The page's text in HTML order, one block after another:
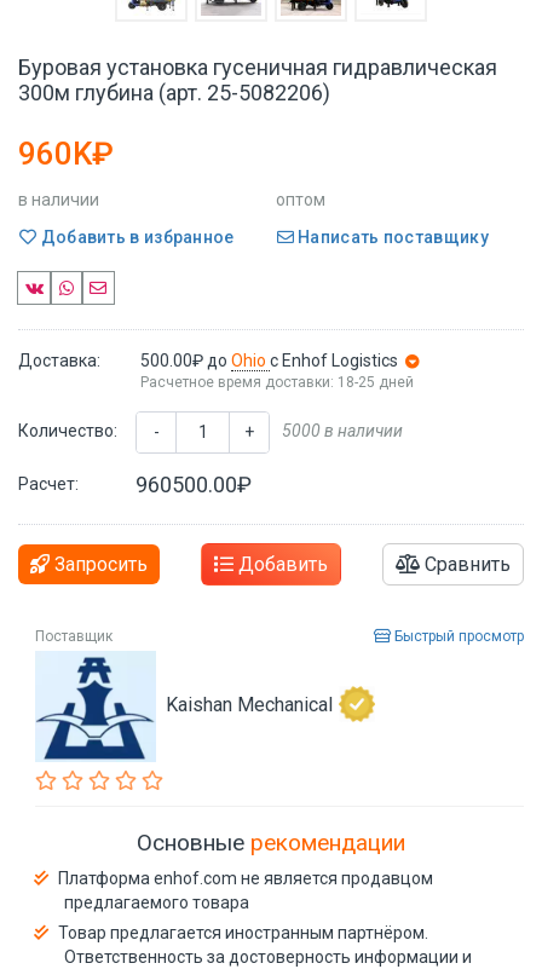
Буровая установка гусеничная гидравлическая
300м глубина (арт. 25-5082206)
960K₽
в наличии
оптом
Добавить в избранное
Написать поставщику
Доставка: 500.00₽ до Ohio с Enhof Logistics
Расчетное время доставки: 18-25 дней
Количество: - + 5000 в наличии
Расчет: 960500.00₽
Запросить Добавить Сравнить
Поставщик Быстрый просмотр
Kaishan Mechanical
Основные рекомендации
Платформа enhof.com не является продавцом
предлагаемого товара
Товар предлагается иностранным партнёром.
Ответственность за достоверность информации и